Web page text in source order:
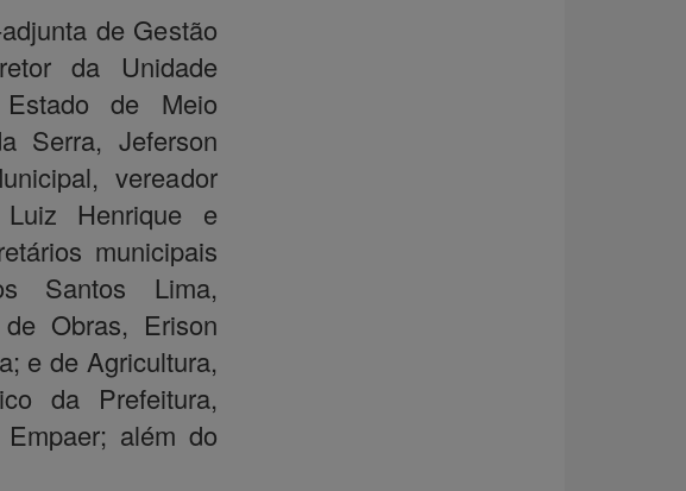
de Gestão
da Unidade
de Meio
Serra, Jeferson
vereador
Henrique e
municipais
Santos Lima,
Obras, Erison
e de Agricultura,
da Prefeitura,
além do